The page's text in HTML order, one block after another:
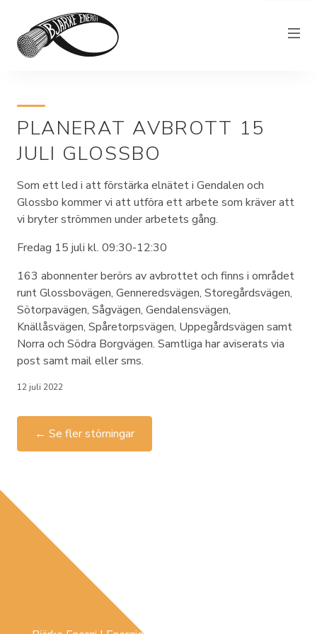
Elhandel
Bjärkefiber
Övrig verksamhet
Om Bjärke Energi
PLANERAT AVBROTT 15
JULI GLOSSBO
Som ett led i att förstärka elnätet i Gendalen och
Glossbo kommer vi att utföra ett arbete som kräver att
vi bryter strömmen under arbetets gång.
Fredag 15 juli kl. 09:30-12:30
163 abonnenter berörs av avbrottet och finns i området
runt Glossbovägen, Genneredsvägen, Storegårdsvägen,
Sötorpavägen, Sågvägen, Gendalensvägen,
Knällåsvägen, Spåretorpsvägen, Uppegårdsvägen samt
Norra och Södra Borgvägen. Samtliga har aviserats via
post samt mail eller sms.
12 juli 2022
← Se fler störningar